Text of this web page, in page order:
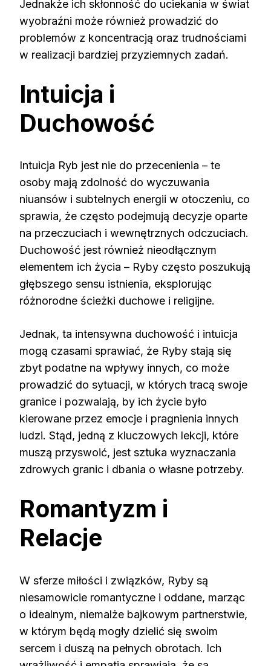
Jednakże ich skłonność do uciekania w świat
wyobraźni może również prowadzić do
problemów z koncentracją oraz trudnościami
w realizacji bardziej przyziemnych zadań.
Intuicja i
Duchowość
Intuicja Ryb jest nie do przecenienia – te
osoby mają zdolność do wyczuwania
niuansów i subtelnych energii w otoczeniu, co
sprawia, że często podejmują decyzje oparte
na przeczuciach i wewnętrznych odczuciach.
Duchowość jest również nieodłącznym
elementem ich życia – Ryby często poszukują
głębszego sensu istnienia, eksplorując
różnorodne ścieżki duchowe i religijne.
Jednak, ta intensywna duchowość i intuicja
mogą czasami sprawiać, że Ryby stają się
zbyt podatne na wpływy innych, co może
prowadzić do sytuacji, w których tracą swoje
granice i pozwalają, by ich życie było
kierowane przez emocje i pragnienia innych
ludzi. Stąd, jedną z kluczowych lekcji, które
muszą przyswoić, jest sztuka wyznaczania
zdrowych granic i dbania o własne potrzeby.
Romantyzm i
Relacje
W sferze miłości i związków, Ryby są
niesamowicie romantyczne i oddane, marząc
o idealnym, niemalże bajkowym partnerstwie,
w którym będą mogły dzielić się swoim
sercem i duszą na pełnych obrotach. Ich